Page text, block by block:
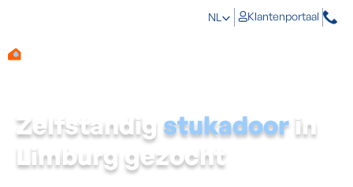
NL Klantenportaal
Zelfstandig stukadoor in
Limburg gezocht
Wij bieden, met ruim 100 professionele medewerkers,